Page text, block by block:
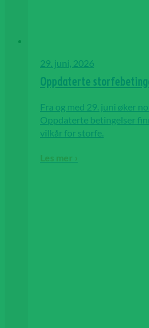
29. juni, 2026
Oppdaterte
Fra og med 29. juni øker
Oppdaterte betingelser
vilkår for storfe.
Les mer ›